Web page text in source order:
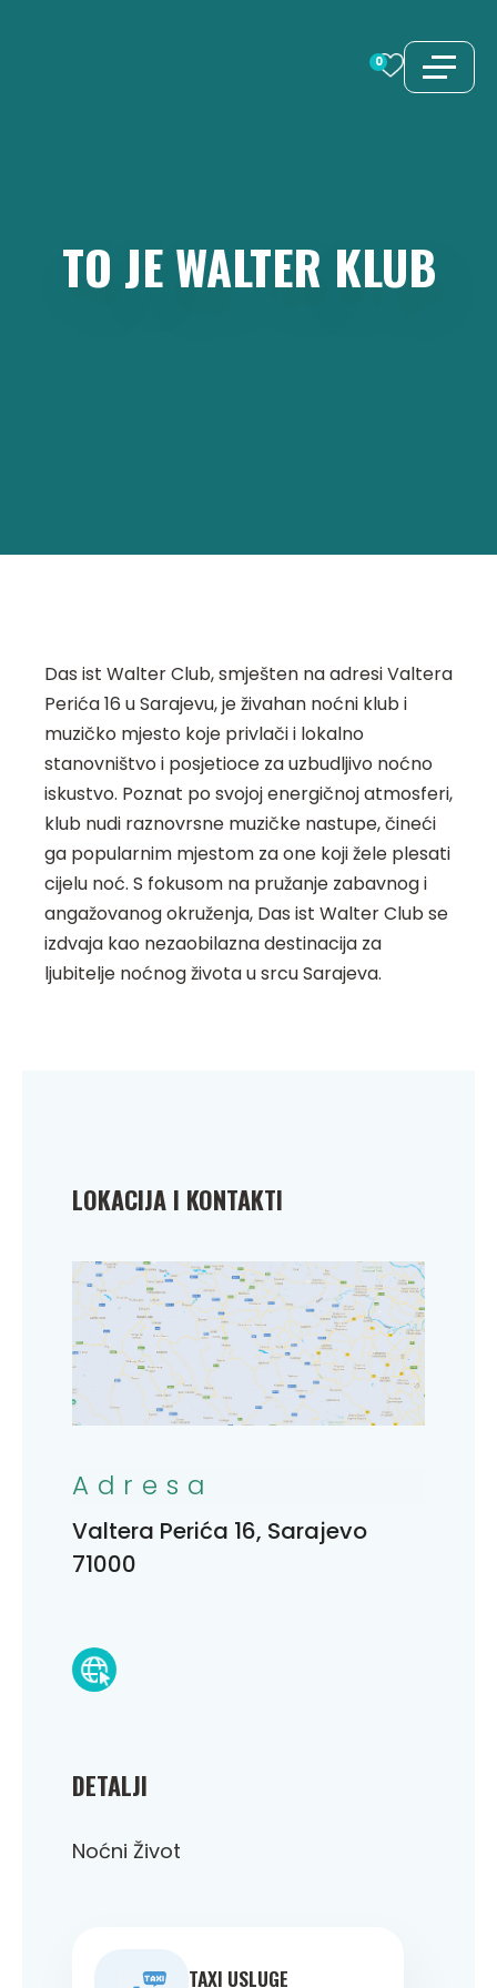
0
TO JE WALTER KLUB
Das ist Walter Club, smješten na adresi Valtera
Perića 16 u Sarajevu, je živahan noćni klub i
muzičko mjesto koje privlači i lokalno
stanovništvo i posjetioce za uzbudljivo noćno
iskustvo. Poznat po svojoj energičnoj atmosferi,
klub nudi raznovrsne muzičke nastupe, čineći
ga popularnim mjestom za one koji žele plesati
cijelu noć. S fokusom na pružanje zabavnog i
angažovanog okruženja, Das ist Walter Club se
izdvaja kao nezaobilazna destinacija za
ljubitelje noćnog života u srcu Sarajeva.
DETALJI
Noćni Život
TAXI USLUGE
LOKACIJA I KONTAKTI
Adresa
Valtera Perića 16, Sarajevo
71000